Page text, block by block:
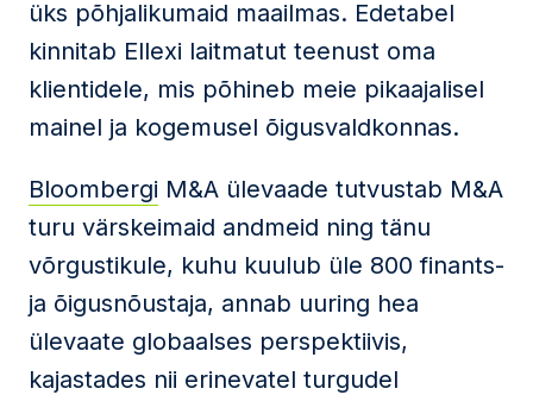
üks põhjalikumaid maailmas. Edetabel
kinnitab Ellexi laitmatut teenust oma
klientidele, mis põhineb meie pikaajalisel
mainel ja kogemusel õigusvaldkonnas.
Bloombergi M&A ülevaade tutvustab M&A
turu värskeimaid andmeid ning tänu
võrgustikule, kuhu kuulub üle 800 finants-
ja õigusnõustaja, annab uuring hea
ülevaate globaalses perspektiivis,
kajastades nii erinevatel turgudel